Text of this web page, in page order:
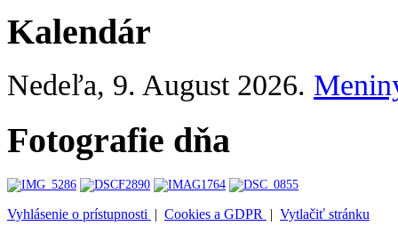
Kalendár
Nedeľa, 9. August 2026.
Fotografie dňa
Vyhlásenie o prístupnosti | Cookies a GDPR | Vytlačiť stránku